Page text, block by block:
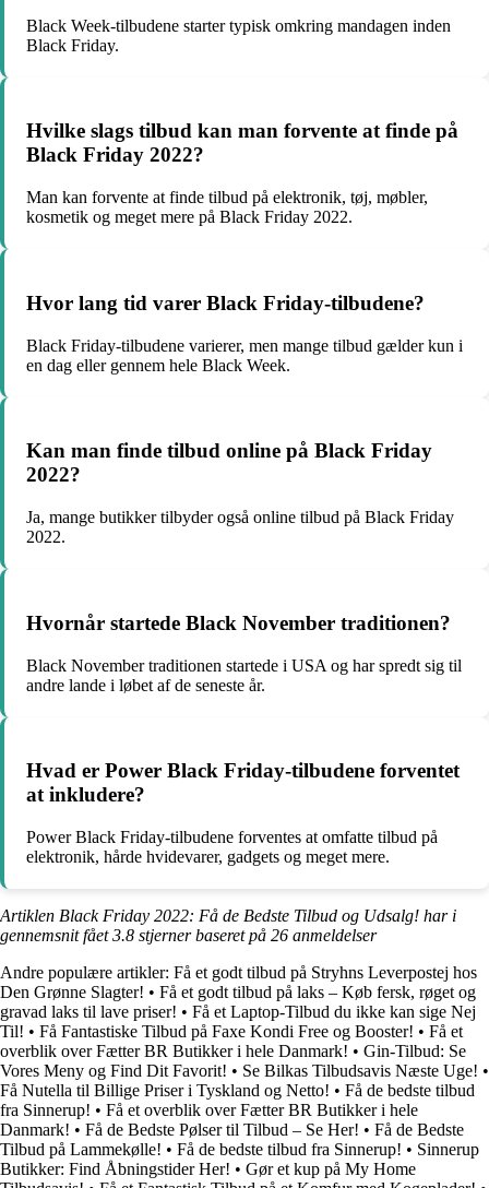
Black Week-tilbudene starter typisk omkring mandagen inden
Black Friday.
Hvilke slags tilbud kan man forvente at finde på
Black Friday 2022?
Man kan forvente at finde tilbud på elektronik, tøj, møbler,
kosmetik og meget mere på Black Friday 2022.
Hvor lang tid varer Black Friday-tilbudene?
Black Friday-tilbudene varierer, men mange tilbud gælder kun i
en dag eller gennem hele Black Week.
Kan man finde tilbud online på Black Friday
2022?
Ja, mange butikker tilbyder også online tilbud på Black Friday
2022.
Hvornår startede Black November traditionen?
Black November traditionen startede i USA og har spredt sig til
andre lande i løbet af de seneste år.
Hvad er Power Black Friday-tilbudene forventet
at inkludere?
Power Black Friday-tilbudene forventes at omfatte tilbud på
elektronik, hårde hvidevarer, gadgets og meget mere.
Artiklen Black Friday 2022: Få de Bedste Tilbud og Udsalg! har i
gennemsnit fået3.8 stjerner baseret på 26 anmeldelser
Andre populære artikler: Få et godt tilbud på Stryhns Leverpostej hos
Den Grønne Slagter! • Få et godt tilbud på laks – Køb fersk, røget og
gravad laks til lave priser! • Få et Laptop-Tilbud du ikke kan sige Nej
Til! • Få Fantastiske Tilbud på Faxe Kondi Free og Booster! • Få et
overblik over Fætter BR Butikker i hele Danmark! • Gin-Tilbud: Se
Vores Meny og Find Dit Favorit! • Se Bilkas Tilbudsavis Næste Uge! •
Få Nutella til Billige Priser i Tyskland og Netto! • Få de bedste tilbud
fra Sinnerup! • Få et overblik over Fætter BR Butikker i hele
Danmark! • Få de Bedste Pølser til Tilbud – Se Her! • Få de Bedste
Tilbud på Lammekølle! • Få de bedste tilbud fra Sinnerup! • Sinnerup
Butikker: Find Åbningstider Her! • Gør et kup på My Home